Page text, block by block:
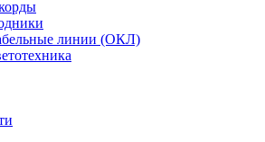
линии (ОКЛ)